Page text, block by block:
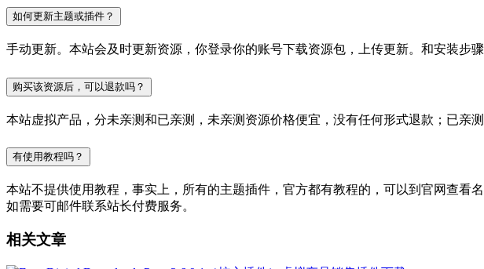
如何更新主题或插件？
手动更新。本站会及时更新资源，你登录你的账号下载资源包，上传更新。和安装步
购买该资源后，可以退款吗？
本站虚拟产品，分未亲测和已亲测，未亲测资源价格便宜，没有任何形式退款；已亲
有使用教程吗？
本站不提供使用教程，事实上，所有的主题插件，官方都有教程的，可以到官网查看
如需要可邮件联系站长付费服务。
相关文章